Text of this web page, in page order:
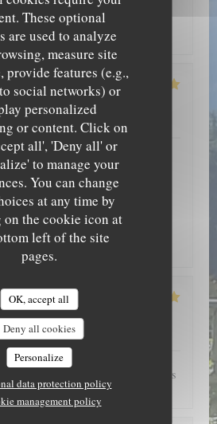
These optional
are used to analyze
measure site
provide features (e.g.,
social networks) or
personalized
or content. Click on
all', 'Deny all' or
to manage your
You can change
at any time by
the cookie icon at
left of the site
pages.
OK, accept all
Deny all cookies
Personalize
data protection policy
management policy
pièce de vieux fondante par
Et petite liqueur maison de
goûter impérativement !
2
: 5/5 Food:5/5 Value
milieu de la nature, nos papilles
subtilement conjuguées dans des
au dessert, une farandole de
souligné, vous accompagne pour
bouche. Enfin, le petit verre de
offert, clôture ce petit voyage
2
:5/5 Food:5/5
plats excellents, nous recommandons